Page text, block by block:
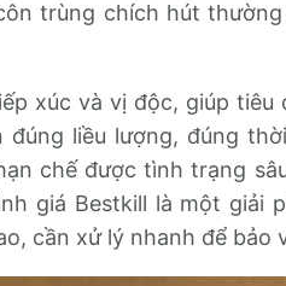
trùng chích hút
xúc và vị độc, giúp tiêu
liều lượng, đúng
chế được tình trạng
giá Bestkill là một giải
cần xử lý nhanh để bảo